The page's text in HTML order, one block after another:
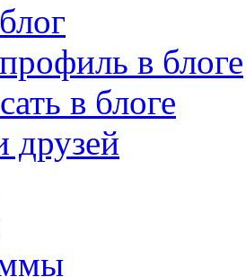
в блоге
в блоге
друзей